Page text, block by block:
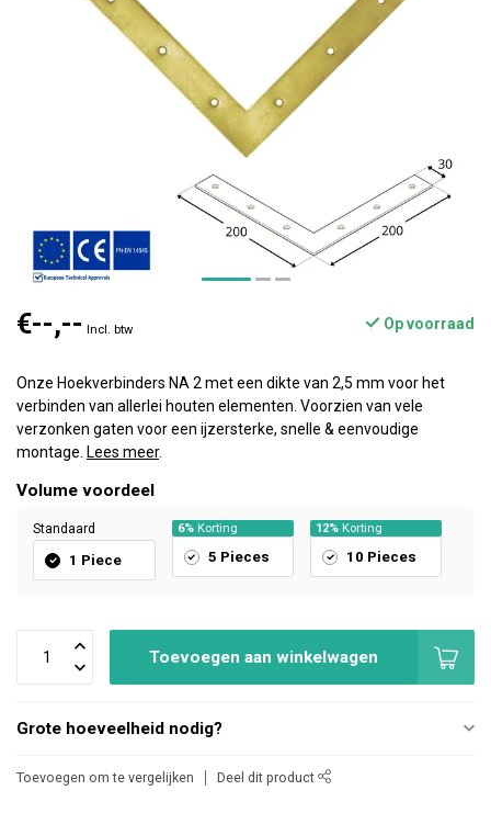
€--,-- Incl. btw Op voorraad
Onze Hoekverbinders NA 2 met een dikte van 2,5 mm voor het
verbinden van allerlei houten elementen. Voorzien van vele
verzonken gaten voor een ijzersterke, snelle & eenvoudige
montage. Lees meer.
Volume voordeel
Standaard
1 Piece
6%Korting
5 Pieces
12% Korting
10 Pieces
Toevoegen aan winkelwagen
Grote hoeveelheid nodig?
Toevoegen om te vergelijken Deel dit product